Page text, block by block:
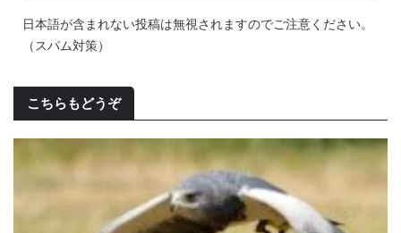
日本語が含まれない投稿は無視されますのでご注意ください。
（スパム対策）
こちらもどうぞ